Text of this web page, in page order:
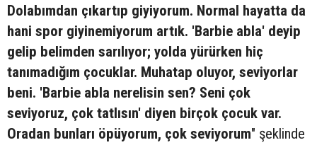
Dolabımdan çıkartıp giyiyorum. Normal hayatta da
hani spor giyinemiyorum artık. 'Barbie abla' deyip
gelip belimden sarılıyor; yolda yürürken hiç
tanımadığım çocuklar. Muhatap oluyor, seviyorlar
beni. 'Barbie abla nerelisin sen? Seni çok
seviyoruz, çok tatlısın' diyen birçok çocuk var.
Oradan bunları öpüyorum, çok seviyorum" şeklinde